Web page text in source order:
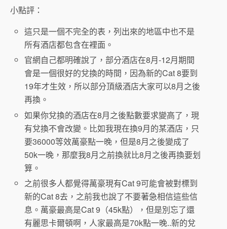
小點評：
這只是一個不完全的表，列出來的地區中也不是
所有酒店都包含在裡面。
官網自己都明確說了，部分酒店在8月-12月期間
會是一個很好的兌換的時間，因為新的Cat 8要到
19年才生效，所以部分頂級酒店大家可以8月之後
再換。
如果你兌換的酒店在8月之後點數要求變高了，現
有兌換不會改變。比如我現在換9月的某酒店，只
要36000等效萬豪點一晚，但是8月之後變成了
50k一晚，那麼我8月之前換就比8月之後再換要划
算。
之前很多人都覺得萬豪現有Cat 9可能會被對標到
新的Cat 8去，之前我也說了不要著急相信這些信
息。萬豪最高是Cat 9（45k點），但是別忘了還
有麗思卡爾頓啊，人家最高是70k點一晚..新的兌